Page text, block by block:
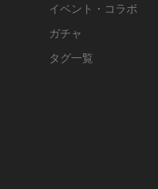
イベント・コラボ
ガチャ
タグ一覧